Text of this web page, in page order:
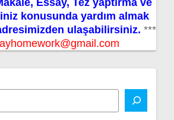
Essay, Tez yaptırma ve
konusunda yardım almak
ulaşabilirsiniz. ***